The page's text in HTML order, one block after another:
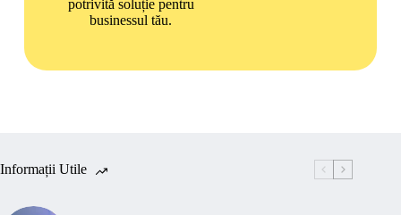
potrivită soluție pentru
businessul tău.
Informații Utile